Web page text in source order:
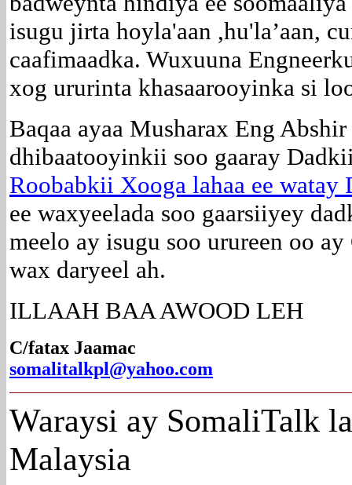
isugu jirta hoyla'aan ,hu'la’aan,
caafimaadka. Wuxuuna
xog ururinta khasaarooyinka si
Baqaa ayaa Musharax Eng
dhibaatooyinkii soo gaaray
Roobabkii Xooga lahaa ee watay
ee waxyeelada soo gaarsiiyey
meelo ay isugu soo urureen oo
wax daryeel ah.
ILLAAH BAA AWOOD LEH
C/fatax Jaamac
somalitalkpl@yahoo.com
Waraysi ay SomaliTalk
Malaysia